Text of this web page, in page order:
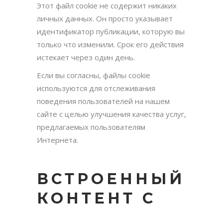
Этот файл cookie не содержит никаких
личных данных. Он просто указывает
идентификатор публикации, которую вы
только что изменили. Срок его действия
истекает через один день.
Если вы согласны, файлы cookie
используются для отслеживания
поведения пользователей на нашем
сайте с целью улучшения качества услуг,
предлагаемых пользователям
Интернета.
ВСТРОЕННЫЙ
КОНТЕНТ С